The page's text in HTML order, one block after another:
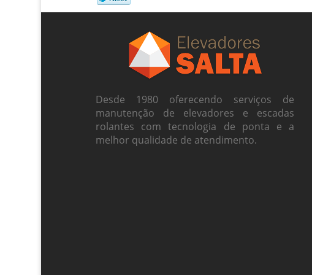
Desde 1980 oferecendo serviços de
manutenção de elevadores e escadas
rolantes com tecnologia de ponta e a
melhor qualidade de atendimento.